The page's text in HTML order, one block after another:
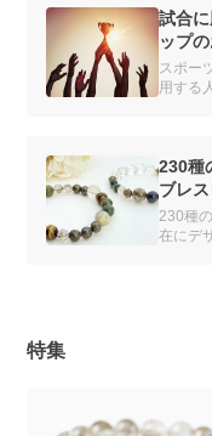
試合
ップ
スポー
用する
230種
ブレ
230種
在にデ
特集